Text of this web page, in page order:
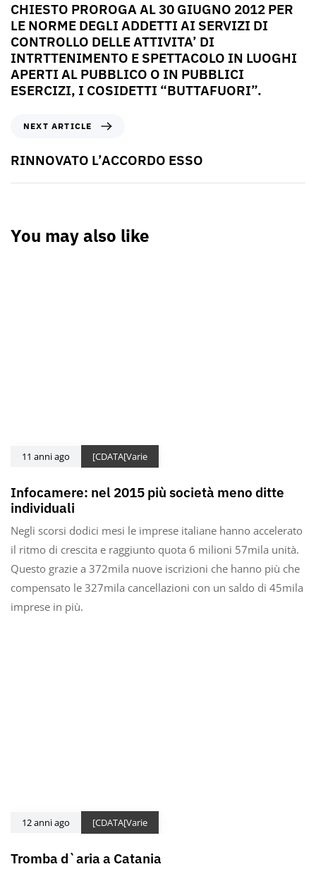
CHIESTO PROROGA AL 30 GIUGNO 2012 PER
LE NORME DEGLI ADDETTI AI SERVIZI DI
CONTROLLO DELLE ATTIVITA’ DI
INTRTTENIMENTO E SPETTACOLO IN LUOGHI
APERTI AL PUBBLICO O IN PUBBLICI
ESERCIZI, I COSIDETTI “BUTTAFUORI”.
NEXT ARTICLE
RINNOVATO L’ACCORDO ESSO
You may also like
11 anni ago [CDATA[Varie
Infocamere: nel 2015 più società meno ditte
individuali
Negli scorsi dodici mesi le imprese italiane hanno accelerato
il ritmo di crescita e raggiunto quota 6 milioni 57mila unità.
Questo grazie a 372mila nuove iscrizioni che hanno più che
compensato le 327mila cancellazioni con un saldo di 45mila
imprese in più.
12 anni ago [CDATA[Varie
Tromba d`aria a Catania